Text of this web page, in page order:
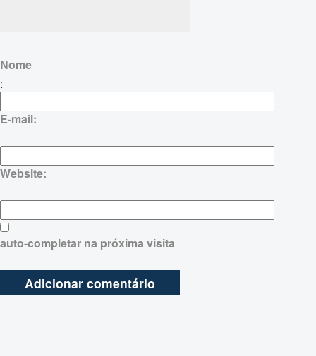
Nome
:
E-mail:
Website:
auto-completar na próxima visita